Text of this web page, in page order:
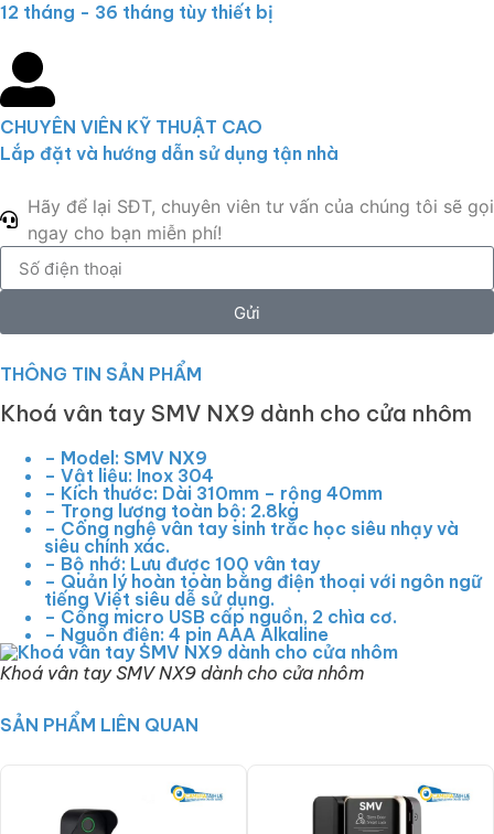
12 tháng - 36 tháng tùy thiết bị
CHUYÊN VIÊN KỸ THUẬT CAO
Lắp đặt và hướng dẫn sử dụng tận nhà
Hãy để lại SĐT, chuyên viên tư vấn của chúng tôi sẽ gọi
ngay cho bạn miễn phí!
Gửi
THÔNG TIN SẢN PHẨM
Khoá vân tay SMV NX9 dành cho cửa nhôm
– Model: SMV NX9
– Vật liệu: Inox 304
– Kích thước: Dài 310mm – rộng 40mm
– Trọng lượng toàn bộ: 2.8kg
– Công nghệ vân tay sinh trắc học siêu nhạy và
siêu chính xác.
– Bộ nhớ: Lưu được 100 vân tay
– Quản lý hoàn toàn bằng điện thoại với ngôn ngữ
tiếng Việt siêu dễ sử dụng.
– Cổng micro USB cấp nguồn, 2 chìa cơ.
– Nguồn điện: 4 pin AAA Alkaline
Khoá vân tay SMV NX9 dành cho cửa nhôm
SẢN PHẨM LIÊN QUAN